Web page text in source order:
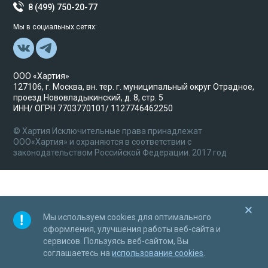
8 (499) 750-20-77
Мы в социальных сетях:
ООО «Хартия»
127106, г. Москва, вн. тер. г. муниципальный округ Отрадное,
проезд Нововладыкинский, д. 8, стр. 5
ИНН/ ОГРН 7703770101/ 1127746462250
© Хартия Исключительные права принадлежат
ООО«Хартия» и охраняются в соответствии с
законодательством Российской Федерации. 2017 год
Мы используем cookies для оптимального
оформления, улучшения работы веб-сайта и
сервисов. Пользуясь веб-сайтом, Вы
соглашаетесь наиспользование cookies